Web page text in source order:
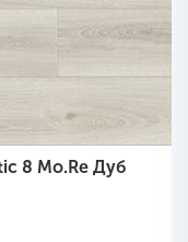
8 Mo.Re Дуб